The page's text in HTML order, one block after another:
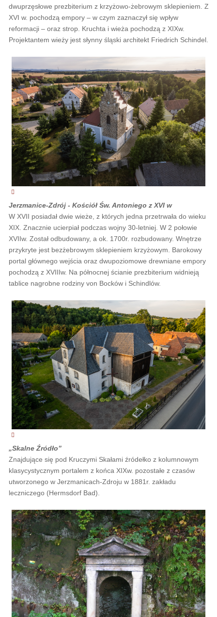
dwuprzęsłowe prezbiterium z krzyżowo-żebrowym sklepieniem. Z
XVI w. pochodzą empory – w czym zaznaczył się wpływ
reformacji – oraz strop. Kruchta i wieża pochodzą z XIXw.
Projektantem wieży jest słynny śląski architekt Friedrich Schindel.
Jerzmanice-Zdrój - Kościół Św. Antoniego z XVI w
W XVII posiadał dwie wieże, z których jedna przetrwała do wieku
XIX. Znacznie ucierpiał podczas wojny 30-letniej. W 2 połowie
XVIIw. Został odbudowany, a ok. 1700r. rozbudowany. Wnętrze
przykryte jest bezżebrowym sklepieniem krzyżowym. Barokowy
portal głównego wejścia oraz dwupoziomowe drewniane empory
pochodzą z XVIIIw. Na północnej ścianie prezbiterium widnieją
tablice nagrobne rodziny von Bocków i Schindlów.
„Skalne Źródło”
Znajdujące się pod Kruczymi Skałami źródełko z kolumnowym
klasycystycznym portalem z końca XIXw. pozostałe z czasów
utworzonego w Jerzmanicach-Zdroju w 1881r. zakładu
leczniczego (Hermsdorf Bad).